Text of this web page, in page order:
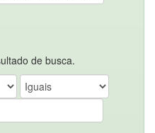
de busca.